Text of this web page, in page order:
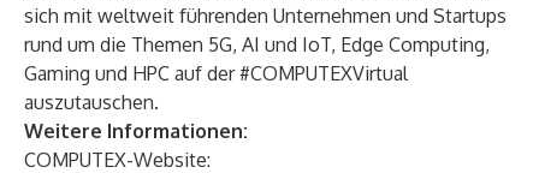
sich mit weltweit führenden Unternehmen und Startups
rund um die Themen 5G, AI und IoT, Edge Computing,
Gaming und HPC auf der #COMPUTEXVirtual
auszutauschen.
Weitere Informationen:
COMPUTEX-Website: